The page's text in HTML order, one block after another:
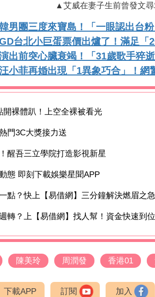
▲艾威在妻子生前曾發文尋
男團三度來寶島！「一眼認出台
台北小巨蛋票價出爐了！滿足「
出前突心臟衰竭！「31歲歌手猝
小菲再婚出現「1異象巧合」！網
開裸體趴！上空全裸被看光
門3C大獎接力送
醒吾三立學院打造影視新星
態 即刻下載娛樂星聞APP
點？快上【易借網】三分鐘解決燃眉之急
轉？上【易借網】找人幫！資金快速到位
陳美玲 周潤發 香港01
下載APP 訂閱 加入